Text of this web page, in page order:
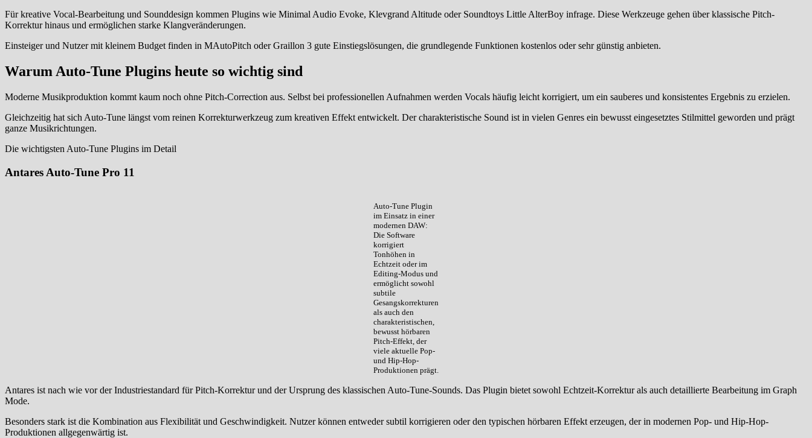
Für kreative Vocal-Bearbeitung und Sounddesign kommen Plugins wie Minimal Audio Evoke, Klevgrand Altitude oder Soundtoys Little AlterBoy infrage. Diese Werkzeuge gehen über klassische Pitch-
Korrektur hinaus und ermöglichen starke Klangveränderungen.
Einsteiger und Nutzer mit kleinem Budget finden in MAutoPitch oder Graillon 3 gute Einstiegslösungen, die grundlegende Funktionen kostenlos oder sehr günstig anbieten.
Warum Auto-Tune Plugins heute so wichtig sind
Moderne Musikproduktion kommt kaum noch ohne Pitch-Correction aus. Selbst bei professionellen Aufnahmen werden Vocals häufig leicht korrigiert, um ein sauberes und konsistentes Ergebnis zu erzielen.
Gleichzeitig hat sich Auto-Tune längst vom reinen Korrekturwerkzeug zum kreativen Effekt entwickelt. Der charakteristische Sound ist in vielen Genres ein bewusst eingesetztes Stilmittel geworden und prägt
ganze Musikrichtungen.
Die wichtigsten Auto-Tune Plugins im Detail
Antares Auto-Tune Pro 11
Auto-Tune Plugin
im Einsatz in einer
modernen DAW:
Die Software
korrigiert
Tonhöhen in
Echtzeit oder im
Editing-Modus und
ermöglicht sowohl
subtile
Gesangskorrekturen
als auch den
charakteristischen,
bewusst hörbaren
Pitch-Effekt, der
viele aktuelle Pop-
und Hip-Hop-
Produktionen prägt.
Antares ist nach wie vor der Industriestandard für Pitch-Korrektur und der Ursprung des klassischen Auto-Tune-Sounds. Das Plugin bietet sowohl Echtzeit-Korrektur als auch detaillierte Bearbeitung im Graph
Mode.
Besonders stark ist die Kombination aus Flexibilität und Geschwindigkeit. Nutzer können entweder subtil korrigieren oder den typischen hörbaren Effekt erzeugen, der in modernen Pop- und Hip-Hop-
Produktionen allgegenwärtig ist.